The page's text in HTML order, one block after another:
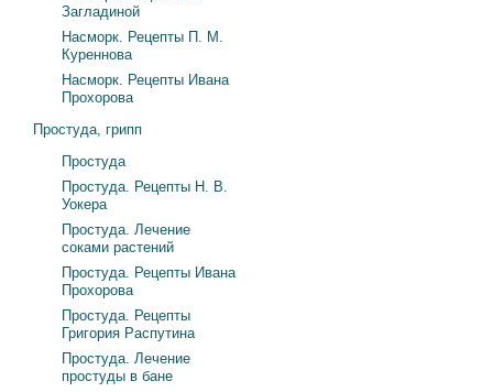
Загладиной
Насморк. Рецепты П. М.
Куреннова
Насморк. Рецепты Ивана
Прохорова
Простуда, грипп
Простуда
Простуда. Рецепты Н. В.
Уокера
Простуда. Лечение
соками растений
Простуда. Рецепты Ивана
Прохорова
Простуда. Рецепты
Григория Распутина
Простуда. Лечение
простуды в бане